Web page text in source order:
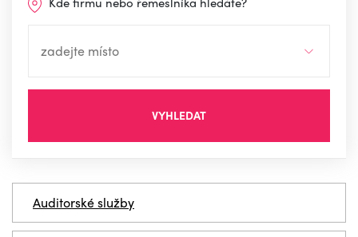
VYHLEDAT
Auditorské služby